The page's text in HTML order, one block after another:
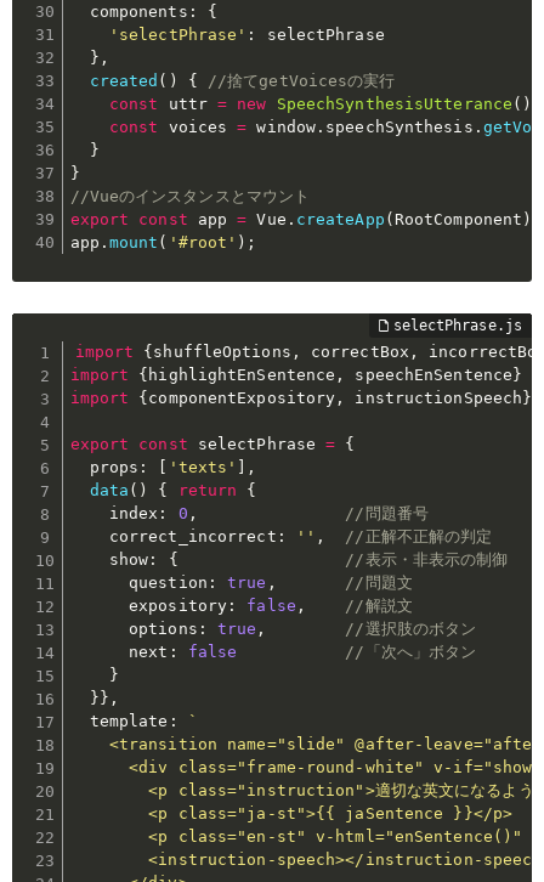
  components
:
{
'selectPhrase' :
selectPhrase
} ,
created ( ) {
//捨てgetVoicesの実行
const uttr = new SpeechSynthesisUtterance ( )
const voices = window . speechSynthesis .
}
}
//Vueのインスタンスとマウント
export
const app = Vue . createApp ( RootComponent )
app . mount ( '#root' ) ;
import { shuffleOptions , correctBox ,
import
{ highlightEnSentence , speechEnSentence }
import
{ componentExpository , instructionSpeech }
export const selectPhrase = {
  props
: 'texts'
,
data ( ) { return
{
    index
: 0 ,
//問題番号
    correct_incorrect
: '' ,
//正解不正解の判定
    show
: {
//表示・非表示の制御
      question
: true ,
//問題文
      expository
: false ,
//解説文
      options
: true ,
//選択肢のボタン
      next
: false
//「次へ」ボタン
}
} } ,
  template
:
`
<transition name="slide" @after-
<div class="frame-round-white" v-
<p class="instruction">適切な英文になるように
        <p class="ja-st">{{ jaSentence }}</p>
<p class="en-st" v-html="enSentence()"
<instruction-speech></instruction-